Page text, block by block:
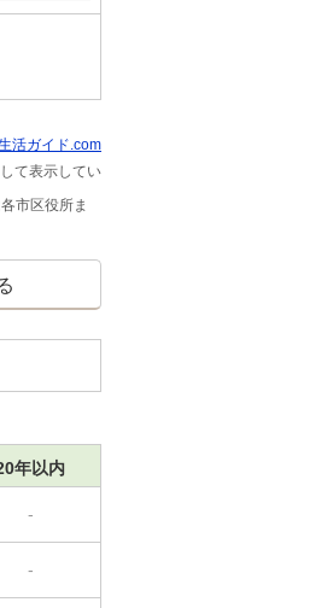
活ガイド.com
て表示してい
市区役所ま
年以内
-
-